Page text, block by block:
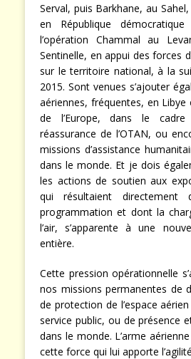
Serval, puis Barkhane, au
en République
l’opération Chammal au
Sentinelle, en appui des forces
sur le territoire national, à la
2015. Sont venues s’ajouter
aériennes, fréquentes, en
de l’Europe, dans le
réassurance de l’OTAN, ou
missions d’assistance
dans le monde. Et je dois
les actions de soutien aux
qui résultaient
programmation et dont la
l’air, s’apparente à une
entière.
Cette pression opérationnelle
nos missions permanentes de
de protection de l’espace
service public, ou de présence
dans le monde. L’arme
cette force qui lui apporte